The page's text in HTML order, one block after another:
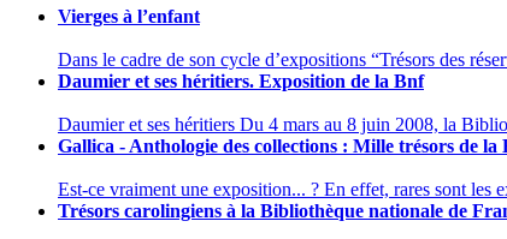
Vierges à l’enfant
Dans le cadre de son cycle d’expositions “Trésors des
Daumier et ses héritiers. Exposition de la Bnf
Daumier et ses héritiers Du 4 mars au 8 juin 2008, la
Gallica - Anthologie des collections : Mille trésors de
Est-ce vraiment une exposition... ? En effet, rares sont
Trésors carolingiens à la Bibliothèque nationale de